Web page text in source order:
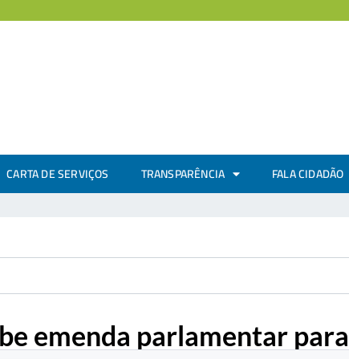
CARTA DE SERVIÇOS TRANSPARÊNCIA FALA CIDADÃO
emenda parlamentar